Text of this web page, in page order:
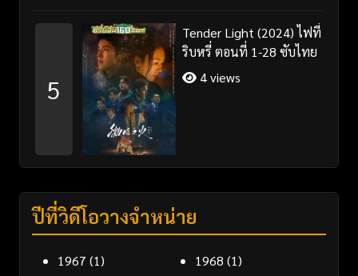
5
Tender Light (2024) ไฟที่
ริบหรี่ ตอนที่ 1-28 ซับไทย
4 views
ปีที่วิดีโอวางจำหน่าย
1967 (1) 1968 (1)